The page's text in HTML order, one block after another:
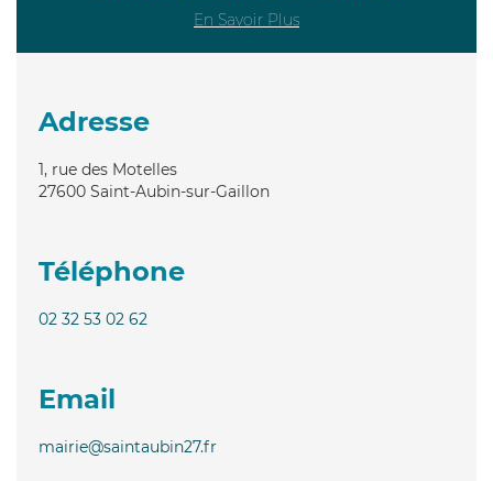
En Savoir Plus
Adresse
1, rue des Motelles
27600 Saint-Aubin-sur-Gaillon
Téléphone
02 32 53 02 62
Email
mairie@saintaubin27.fr